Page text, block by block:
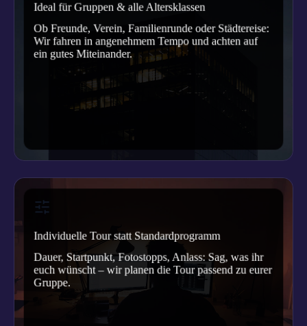
Ideal für Gruppen & alle Altersklassen
Ob Freunde, Verein, Familienrunde oder Städtereise:
Wir fahren in angenehmem Tempo und achten auf
ein gutes Miteinander.
Individuelle Tour statt Standardprogramm
Dauer, Startpunkt, Fotostopps, Anlass: Sag, was ihr
euch wünscht – wir planen die Tour passend zu eurer
Gruppe.